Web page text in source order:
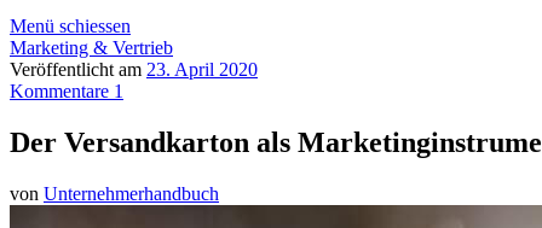
Menü schiessen
Marketing & Vertrieb
Veröffentlicht am 23. April 2020
Kommentare 1
Der Versandkarton als
von Unternehmerhandbuch